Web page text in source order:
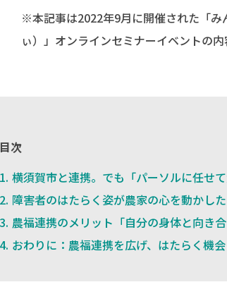
※本記事は2022年9月に開催された「
ぃ）」オンラインセミナーイベントの内
目次
横須賀市と連携。でも「パーソルに任せて
障害者のはたらく姿が農家の心を動かした
農福連携のメリット「自分の身体と向き合
おわりに：農福連携を広げ、はたらく機